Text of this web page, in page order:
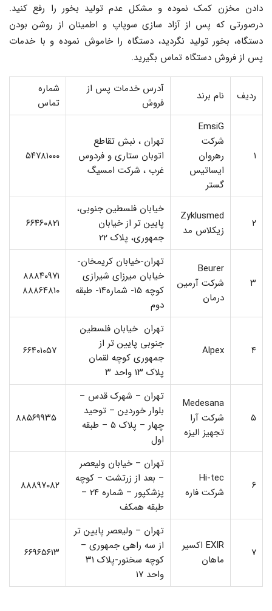
دادن مخزن کمک نموده و مشکل عدم تولید بخور را رفع کنید.
درصورتی که پس از آزاد سازی سوپاپ و اطمینان از روشن بودن
دستگاه، بخور تولید نگردید، دستگاه را خاموش نموده و با خدمات
پس از فروش دستگاه تماس بگیرید.
ردیف نام برند
آدرس خدمات پس از
فروش
شماره
تماس
۱
EmsiG
شرکت
رهروان
ایساتیس
گستر
تهران ، نبش تقاطع
اتوبان ستاری و فردوس
غرب ، شرکت امسیگ
۵۴۷۸۱۰۰۰
۲
Zyklusmed
زیکلاس مد
خیابان فلسطین جنوبی،
پایین تر از خیابان
جمهوری، پلاک ۲۲
۶۶۴۶۰۸۲۱
۳
Beurer
شرکت آرمین
درمان
تهران-خیابان کریمخان-
خیابان میرزای شیرازی
کوچه ۱۵- شماره۱۴- طبقه
دوم
۸۸۸۴۰۹۷۱
۸۸۸۶۴۸۱۰
۴ Alpex
تهران خیابان فلسطین
جنوبی پایین تر از
جمهوری کوچه لقمان
پلاک ۱۳ واحد ۳
۵
Medesana
شرکت آرا
تجهیز الیزه
تهران – شهرک قدس –
بلوار خوردین – توحید
چهار – پلاک ۵ – طبقه
اول
۶
Hi-tec
شرکت فاره
تهران – خیابان ولیعصر
– بعد از زرتشت – کوچه
پزشکپور – شماره ۲۴ –
طبقه همکف
۸۸۸۹۷۰۸۲
۷
EXIR اکسیر
ماهان
تهران – ولیعصر پایین تر
از سه راهی جمهوری –
کوچه سخنور-پلاک ۳۱
واحد ۱۷
۶۶۹۶۵۶۱۳